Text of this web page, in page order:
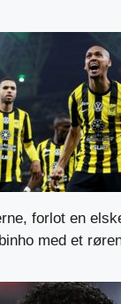
forlot en
med et